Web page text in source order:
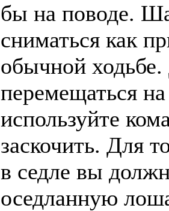
бы на поводе.
сниматься как
обычной
перемещаться
используйте
заскочить. Для
в седле вы
оседланную